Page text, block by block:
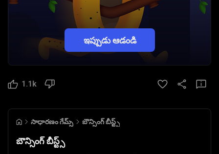
ఇప్పుడు ఆడండి
1.1k
సాధారణం గేమ్స్ బౌన్సింగ్ బీస్ట్స్
బౌన్సింగ్ బీస్ట్స్